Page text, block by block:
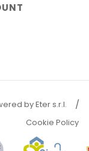
by Eter s.r.l.
Cookie Policy